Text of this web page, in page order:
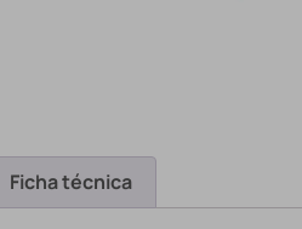
Ficha técnica